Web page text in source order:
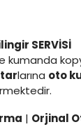
SERVİSİ
kumanda
larına oto
| Orjinal